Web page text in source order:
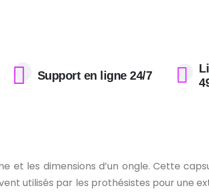
Support en ligne 24/7
les dimensions d’un ongle. Cette
utilisés par les prothésistes pour une